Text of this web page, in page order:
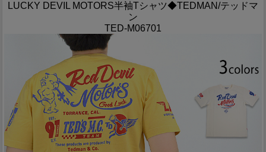
LUCKY DEVIL MOTORS半袖Tシャツ◆TEDMAN/テッドマ
ン
TED-M06701